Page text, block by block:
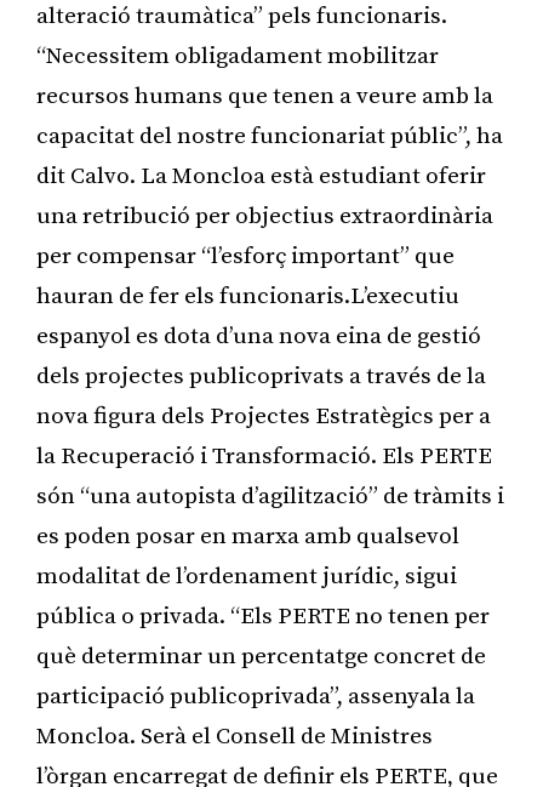
alteració traumàtica” pels funcionaris.
“Necessitem obligadament mobilitzar
recursos humans que tenen a veure amb la
capacitat del nostre funcionariat públic”, ha
dit Calvo. La Moncloa està estudiant oferir
una retribució per objectius extraordinària
per compensar “l’esforç important” que
hauran de fer els funcionaris.L’executiu
espanyol es dota d’una nova eina de gestió
dels projectes publicoprivats a través de la
nova figura dels Projectes Estratègics per a
la Recuperació i Transformació. Els PERTE
són “una autopista d’agilització” de tràmits i
es poden posar en marxa amb qualsevol
modalitat de l’ordenament jurídic, sigui
pública o privada. “Els PERTE no tenen per
què determinar un percentatge concret de
participació publicoprivada”, assenyala la
Moncloa. Serà el Consell de Ministres
l’òrgan encarregat de definir els PERTE, que